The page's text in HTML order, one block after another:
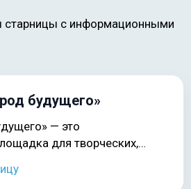
старницы с информационными
будущего»
— это
для творческих,